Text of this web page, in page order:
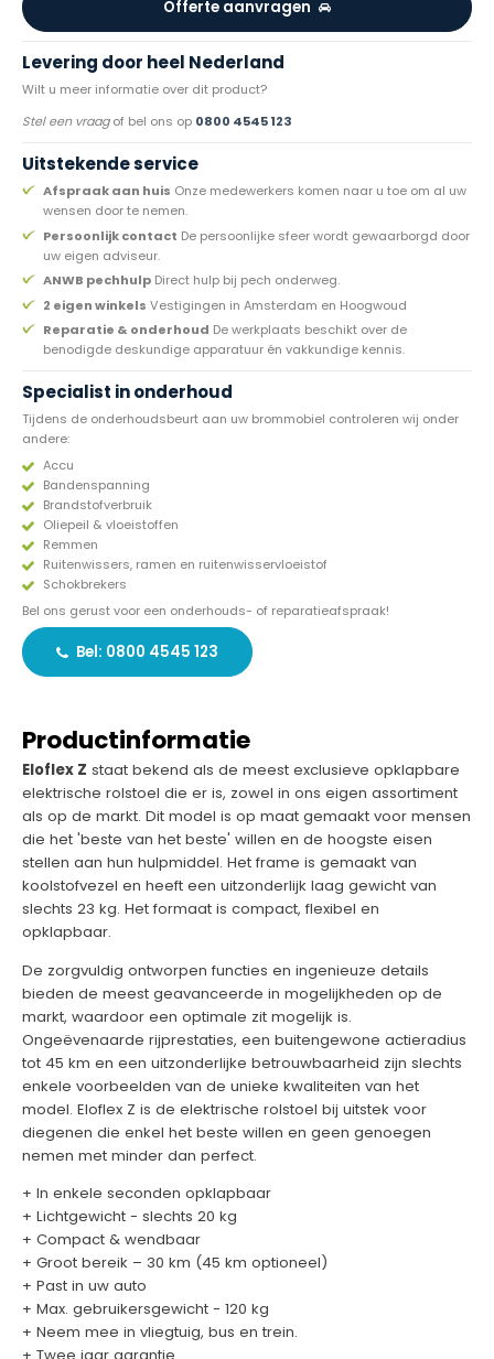
Offerte aanvragen
Levering door heel Nederland
Wilt u meer informatie over dit product?
Stel een vraagof bel ons op 0800 4545 123
Uitstekende service
Afspraak aan huis Onze medewerkers komen naar u toe om al uw
wensen door te nemen.
Persoonlijk contact De persoonlijke sfeer wordt gewaarborgd door
uw eigen adviseur.
ANWB pechhulp Direct hulp bij pech onderweg.
2 eigen winkels Vestigingen in Amsterdam en Hoogwoud
Reparatie & onderhoud De werkplaats beschikt over de
benodigde deskundige apparatuur én vakkundige kennis.
Specialist in onderhoud
Tijdens de onderhoudsbeurt aan uw brommobiel controleren wij onder
andere:
Accu
Bandenspanning
Brandstofverbruik
Oliepeil & vloeistoffen
Remmen
Ruitenwissers, ramen en ruitenwisservloeistof
Schokbrekers
Bel ons gerust voor een onderhouds- of reparatieafspraak!
Bel: 0800 4545 123
Productinformatie
Eloflex Z staat bekend als de meest exclusieve opklapbare
elektrische rolstoel die er is, zowel in ons eigen assortiment
als op de markt. Dit model is op maat gemaakt voor mensen
die het 'beste van het beste' willen en de hoogste eisen
stellen aan hun hulpmiddel. Het frame is gemaakt van
koolstofvezel en heeft een uitzonderlijk laag gewicht van
slechts 23 kg. Het formaat is compact, flexibel en
opklapbaar.
De zorgvuldig ontworpen functies en ingenieuze details
bieden de meest geavanceerde in mogelijkheden op de
markt, waardoor een optimale zit mogelijk is.
Ongeëvenaarde rijprestaties, een buitengewone actieradius
tot 45 km en een uitzonderlijke betrouwbaarheid zijn slechts
enkele voorbeelden van de unieke kwaliteiten van het
model. Eloflex Z is de elektrische rolstoel bij uitstek voor
diegenen die enkel het beste willen en geen genoegen
nemen met minder dan perfect.
+ In enkele seconden opklapbaar
+ Lichtgewicht - slechts 20 kg
+ Compact & wendbaar
+ Groot bereik – 30 km (45 km optioneel)
+ Past in uw auto
+ Max. gebruikersgewicht - 120 kg
+ Neem mee in vliegtuig, bus en trein.